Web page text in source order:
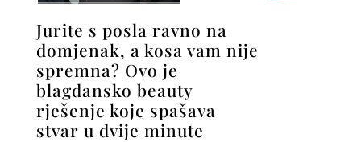
Jurite s posla ravno na
domjenak, a kosa vam nije
spremna? Ovo je
blagdansko beauty
rješenje koje spašava
stvar u dvije minute